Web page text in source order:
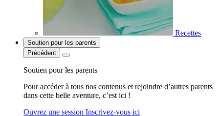
Recettes
Soutien pour les parents
Précédent
Soutien pour les parents
Pour accéder à tous nos contenus et rejoindre d’autres parents
dans cette belle aventure, c’est ici !
Ouvrez une session Inscrivez-vous ici